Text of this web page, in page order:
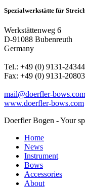
Spezialwerkstätte für
Werkstättenweg 6
D-91088 Bubenreuth
Germany
Tel.: +49 (0) 9131-24344
Fax: +49 (0) 9131-
mail@doerfler-bows.com
www.doerfler-bows.com
Doerfler Bogen - Your
Home
News
Instrument
Bows
Accessories
About